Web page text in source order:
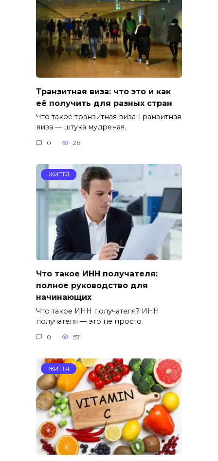
Транзитная виза: что это и как
её получить для разных стран
Что такое транзитная виза Транзитная
виза — штука мудреная.
0 28
ЖИТТЯ
Что такое ИНН получателя:
полное руководство для
начинающих
Что такое ИНН получателя? ИНН
получателя — это не просто
0 57
ЖИТТЯ